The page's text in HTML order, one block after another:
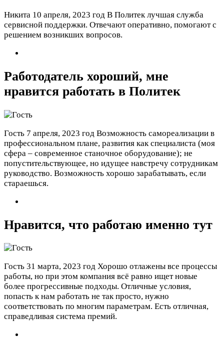
Никита 10 апреля, 2023 год В Политек лучшая служба
сервисной поддержки. Отвечают оперативно, помогают с
решением возникших вопросов.
Работодатель хороший, мне
нравится работать в Политек
Гость 7 апреля, 2023 год Возможность самореализации в
профессиональном плане, развития как специалиста (моя
сфера – современное станочное оборудование); не
попустительствующее, но идущее навстречу сотрудникам
руководство. Возможность хорошо зарабатывать, если
стараешься.
Нравится, что работаю именно тут
Гость 31 марта, 2023 год Хорошо отлажены все процессы
работы, но при этом компания всё равно ищет новые
более прогрессивные подходы. Отличные условия,
попасть к нам работать не так просто, нужно
соответствовать по многим параметрам. Есть отличная,
справедливая система премий.